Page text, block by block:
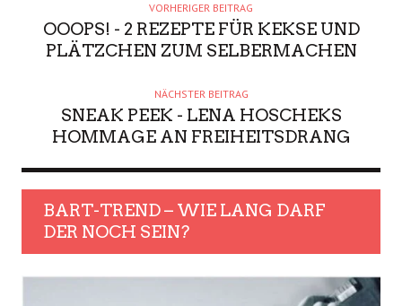
VORHERIGER BEITRAG
OOOPS! - 2 REZEPTE FÜR KEKSE UND
PLÄTZCHEN ZUM SELBERMACHEN
NÄCHSTER BEITRAG
SNEAK PEEK - LENA HOSCHEKS
HOMMAGE AN FREIHEITSDRANG
BART-TREND – WIE LANG DARF
DER NOCH SEIN?